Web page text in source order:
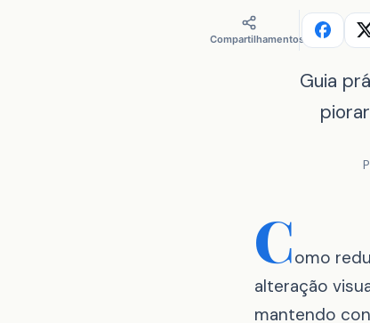
Compartilhamentos
Guia
Como
alteração
mantendo